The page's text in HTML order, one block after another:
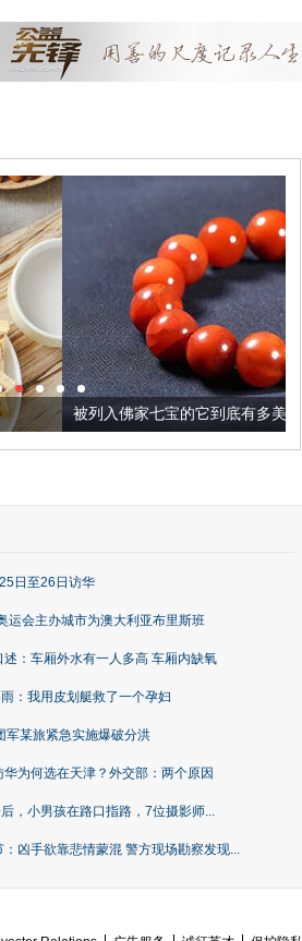
宝的它到底有多美？
日至26日访华
运会主办城市为澳大利亚布里斯班
：车厢外水有一人多高 车厢内缺氧
：我用皮划艇救了一个孕妇
军某旅紧急实施爆破分洪
为何选在天津？外交部：两个原因
，小男孩在路口指路，7位摄影师...
凶手欲靠悲情蒙混 警方现场勘察发现...